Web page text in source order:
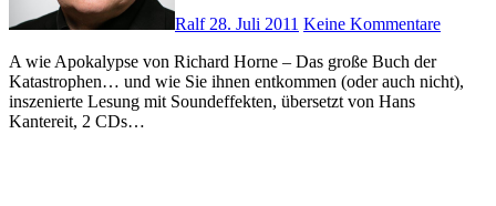
Ralf28. Juli 2011 Keine Kommentare
A wie Apokalypse von Richard Horne – Das große Buch der
Katastrophen… und wie Sie ihnen entkommen (oder auch nicht),
inszenierte Lesung mit Soundeffekten, übersetzt von Hans
Kantereit, 2 CDs…